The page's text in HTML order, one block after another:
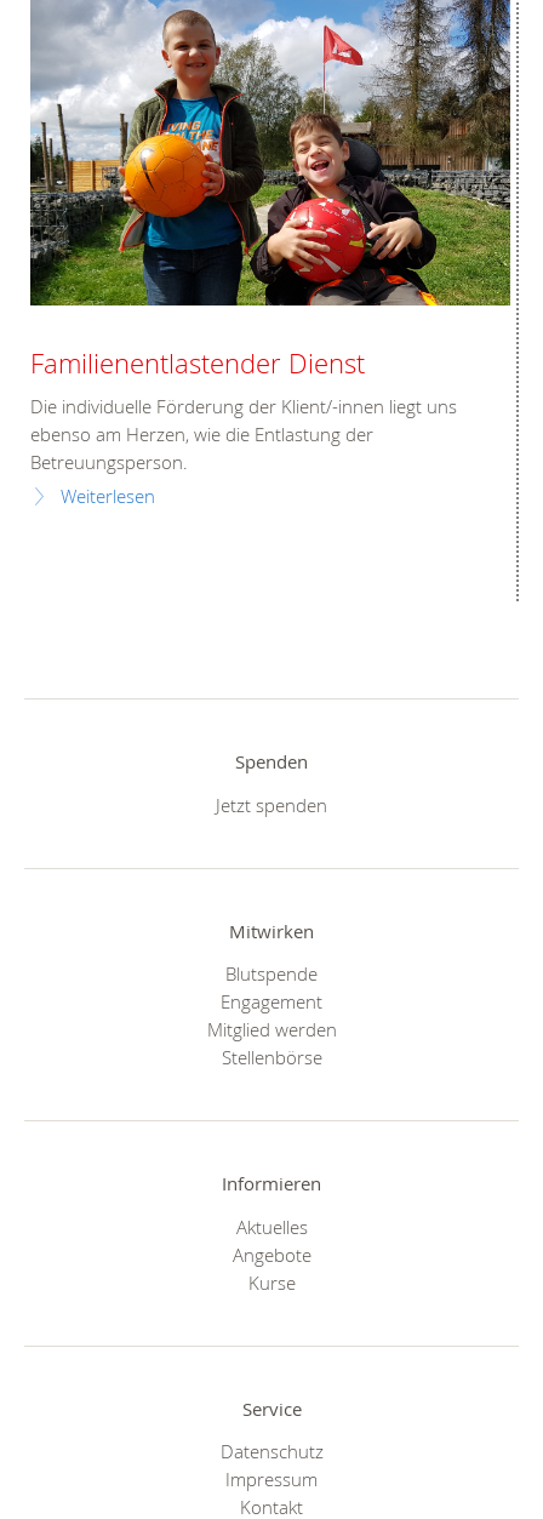
Familienentlastender Dienst
Die individuelle Förderung der Klient/-innen liegt uns
ebenso am Herzen, wie die Entlastung der
Betreuungsperson.
Weiterlesen
Spenden
Jetzt spenden
Mitwirken
Blutspende
Engagement
Mitglied werden
Stellenbörse
Informieren
Aktuelles
Angebote
Kurse
Service
Datenschutz
Impressum
Kontakt